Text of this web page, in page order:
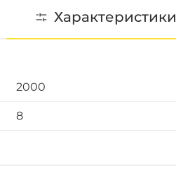
Характеристики
2000
8